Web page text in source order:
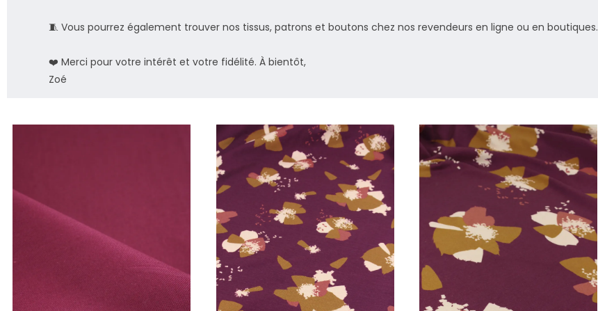
🧵 Vous pourrez également trouver nos tissus, patrons et boutons chez nos revendeurs en ligne ou en boutiques.
❤️ Merci pour votre intérêt et votre fidélité. À bientôt,
Zoé